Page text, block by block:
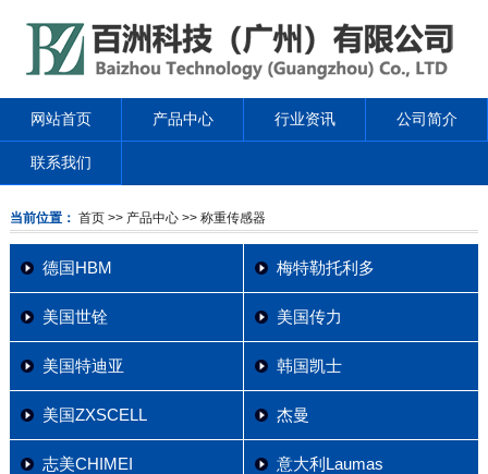
网站首页 产品中心 行业资讯 公司简介
联系我们
当前位置： 首页 >> 产品中心>> 称重传感器
德国HBM 梅特勒托利多
美国世铨 美国传力
美国特迪亚 韩国凯士
美国ZXSCELL 杰曼
志美CHIMEI 意大利Laumas